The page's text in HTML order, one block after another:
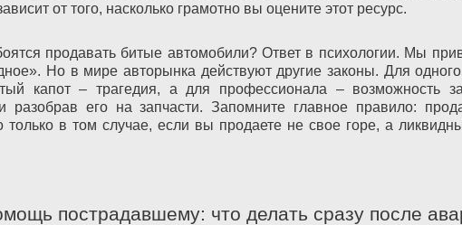
от того, насколько грамотно вы оцените этот ресурс.
продавать битые автомобили? Ответ в психологии. Мы
Но в мире авторынка действуют другие законы. Для
капот – трагедия, а для профессионала – возможность
разобрав его на запчасти. Запомните главное правило:
в том случае, если вы продаете не свое горе, а
пострадавшему: что делать сразу после